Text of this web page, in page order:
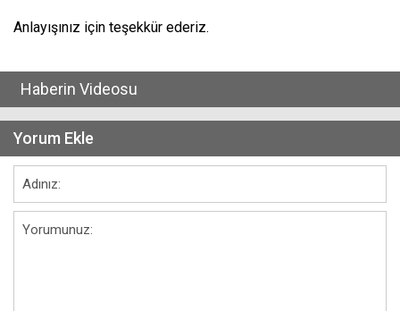
Anlayışınız için teşekkür ederiz.
Haberin Videosu
Yorum Ekle